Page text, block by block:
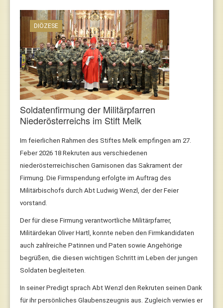
DIÖZESE
Soldatenfirmung der Militärpfarren
Niederösterreichs im Stift Melk
Im feierlichen Rahmen des Stiftes Melk empfingen am 27.
Feber 2026 18 Rekruten aus verschiedenen
niederösterreichischen Garnisonen das Sakrament der
Firmung. Die Firmspendung erfolgte im Auftrag des
Militärbischofs durch Abt Ludwig Wenzl, der der Feier
vorstand.
Der für diese Firmung verantwortliche Militärpfarrer,
Militärdekan Oliver Hartl, konnte neben den Firmkandidaten
auch zahlreiche Patinnen und Paten sowie Angehörige
begrüßen, die diesen wichtigen Schritt im Leben der jungen
Soldaten begleiteten.
In seiner Predigt sprach Abt Wenzl den Rekruten seinen Dank
für ihr persönliches Glaubenszeugnis aus. Zugleich verwies er